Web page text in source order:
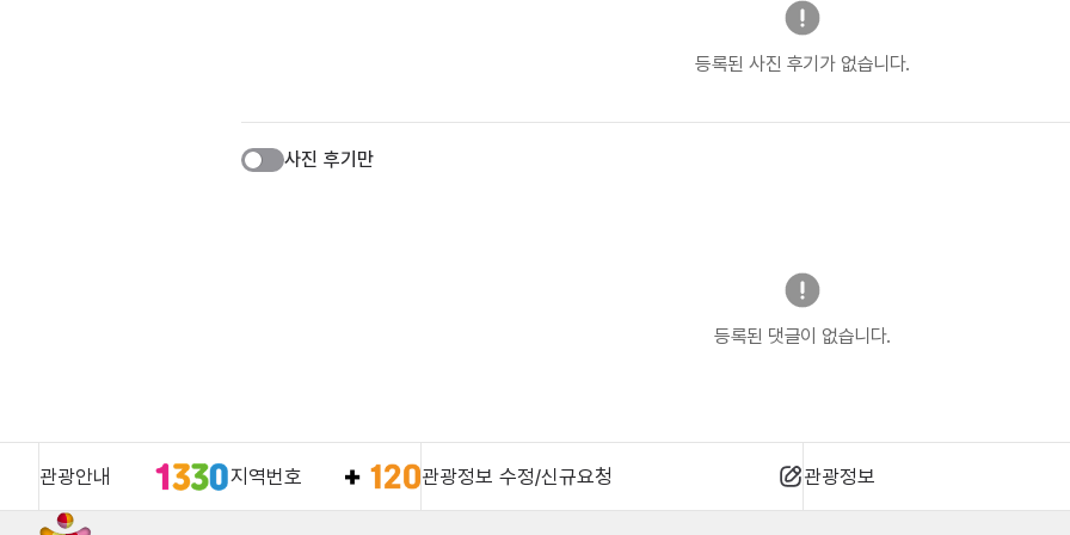
등록된 사진 후기가 없습니다.
사진 후기만
등록된 댓글이 없습니다.
관광안내 지역번호 관광정보 수정/신규요청 관광정보